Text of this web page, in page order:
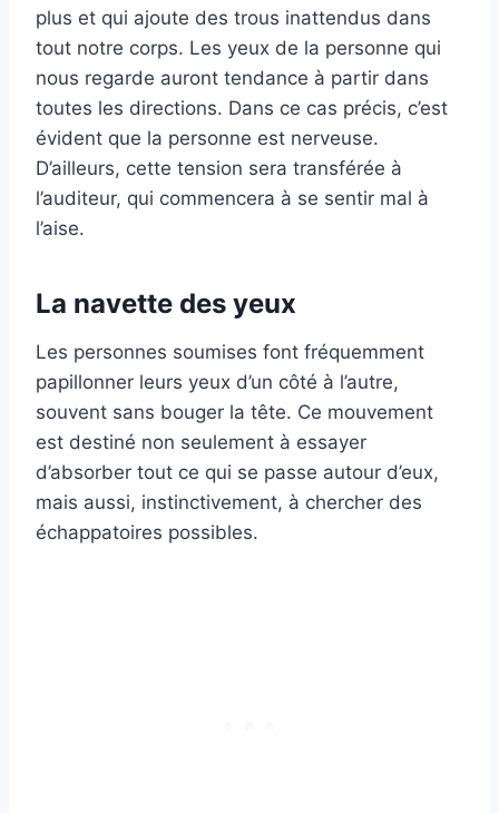
plus et qui ajoute des trous inattendus dans
tout notre corps. Les yeux de la personne qui
nous regarde auront tendance à partir dans
toutes les directions. Dans ce cas précis, c’est
évident que la personne est nerveuse.
D’ailleurs, cette tension sera transférée à
l’auditeur, qui commencera à se sentir mal à
l’aise.
La navette des yeux
Les personnes soumises font fréquemment
papillonner leurs yeux d’un côté à l’autre,
souvent sans bouger la tête. Ce mouvement
est destiné non seulement à essayer
d’absorber tout ce qui se passe autour d’eux,
mais aussi, instinctivement, à chercher des
échappatoires possibles.